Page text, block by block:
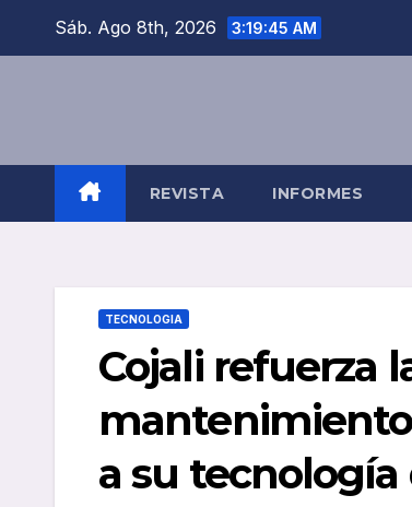
Sáb. Ago 8th, 2026 3:19:46 AM
REVISTA INFORMES
TECNOLOGIA
Cojali refuerza
a su